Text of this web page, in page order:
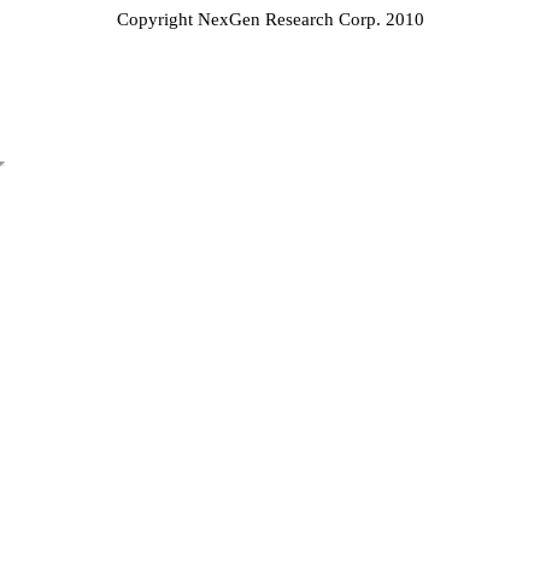
Copyright NexGen Research Corp. 2010